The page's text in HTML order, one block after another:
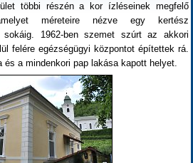
többi részén a kor ízléseinek megfelő
méreteire nézve egy kertész
sokáig. 1962-ben szemet szúrt az akkori
felére egézségügyi központot építettek rá.
és a mindenkori pap lakása kapott helyet.